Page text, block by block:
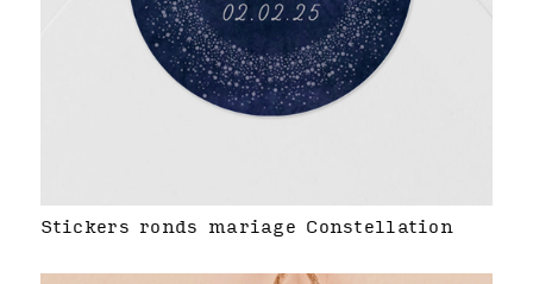
Stickers ronds mariage Constellation